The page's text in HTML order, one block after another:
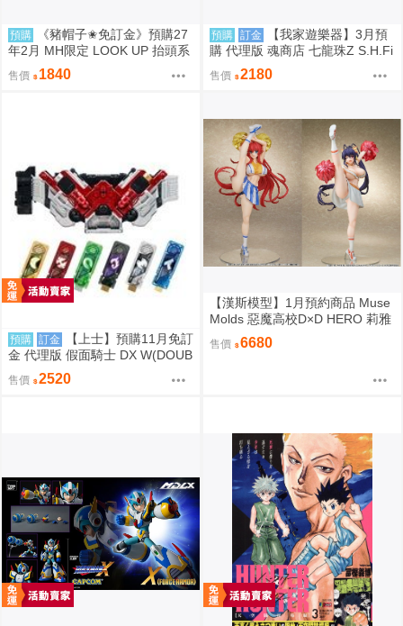
預購
《豬帽子✬免訂金》預購27
年2月 MH限定 LOOK UP 抬頭系
列 死神 千年血戰篇 日番谷冬獅
郎&平子真子 套組 0812
售價 1840
預購 訂金
【我家遊樂器】3月預
購 代理版 魂商店 七龍珠Z S.H.Fi
guarts SHF 弗利沙力量全開 戰損
版
售價 2180
預購 訂金
【上士】預購11月免訂
金 代理版 假面騎士 DX W(DOUB
LE)變身腰帶(平成20周年VER.)
再版 0817
售價 2520
【漢斯模型】1月預約商品 Muse
Molds 惡魔高校D×D HERO 莉雅
絲 姫島朱乃 啦啦隊 1/6 PVC
售價 6680